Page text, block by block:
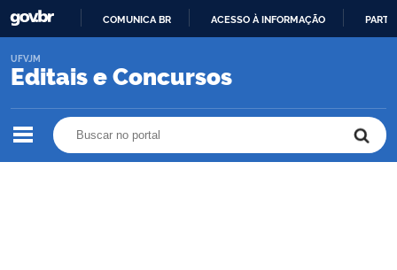
O
COMUNICA BR ACESSO À INFORMAÇÃO
Editais e Concursos
UFVJM